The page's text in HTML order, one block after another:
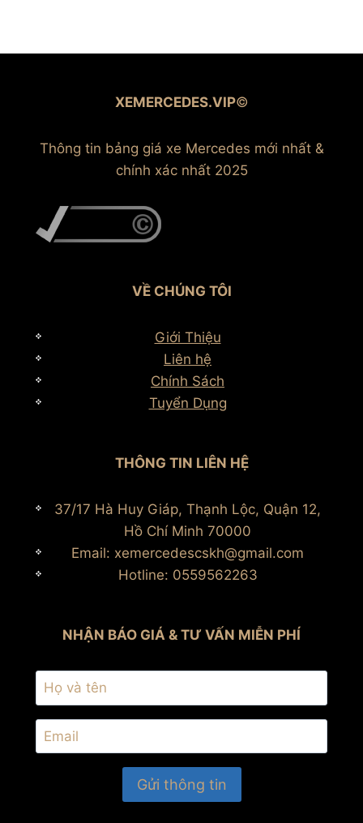
XEMERCEDES.VIP©
Thông tin bảng giá xe Mercedes mới nhất &
chính xác nhất 2025
VỀ CHÚNG TÔI
Giới Thiệu
Liên hệ
Chính Sách
Tuyển Dụng
THÔNG TIN LIÊN HỆ
37/17 Hà Huy Giáp, Thạnh Lộc, Quận 12,
Hồ Chí Minh 70000
Email: xemercedescskh@gmail.com
Hotline: 0559562263
NHẬN BÁO GIÁ & TƯ VẤN MIỄN PHÍ